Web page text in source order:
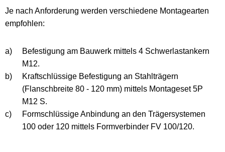
Je nach Anforderung werden verschiedene Montagearten
empfohlen:
a)
Befestigung am Bauwerk mittels 4 Schwerlastankern
M12.
b)
Kraftschlüssige Befestigung an Stahlträgern
(Flanschbreite 80 - 120 mm) mittels Montageset 5P
M12 S.
c)
Formschlüssige Anbindung an den Trägersystemen
100 oder 120 mittels Formverbinder FV 100/120.